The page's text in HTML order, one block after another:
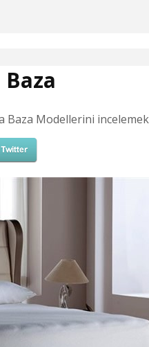
Modellerini